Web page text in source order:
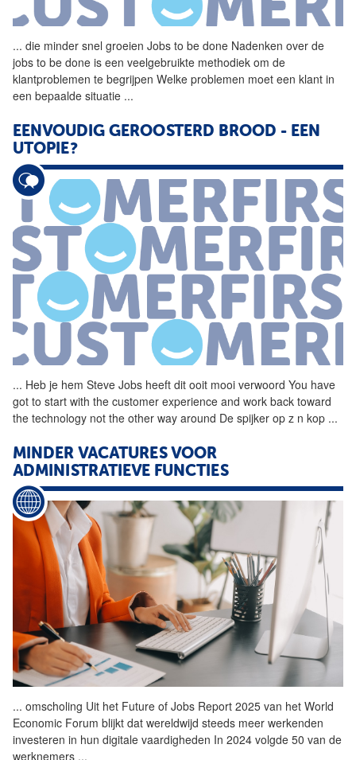
... die minder snel groeien Jobs to be done Nadenken over de
jobs to be done is een veelgebruikte methodiek om de
klantproblemen te begrijpen Welke problemen moet een klant in
een bepaalde situatie ...
EENVOUDIG GEROOSTERD BROOD - EEN
UTOPIE?
... Heb je hem Steve Jobs heeft dit ooit mooi verwoord You have
got to start with the customer experience and work back toward
the technology not the other way around De spijker op z n kop ...
MINDER VACATURES VOOR
ADMINISTRATIEVE FUNCTIES
... omscholing Uit het Future of Jobs Report 2025 van het World
Economic Forum blijkt dat wereldwijd steeds meer werkenden
investeren in hun digitale vaardigheden In 2024 volgde 50 van de
werknemers ...